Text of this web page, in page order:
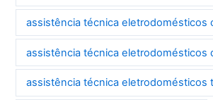
assistência técnica eletrodomésticos
assistência técnica eletrodomésticos
assistência técnica eletrodomésticos